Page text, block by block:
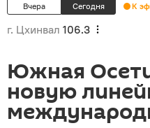
Вчера Сегодня К
г. Цхинвал 106.3
Южная
новую